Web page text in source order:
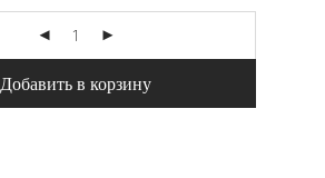
Добавить в корзину